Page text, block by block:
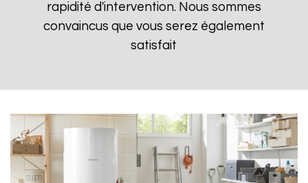
rapidité d'intervention. Nous sommes
convaincus que vous serez également
satisfait